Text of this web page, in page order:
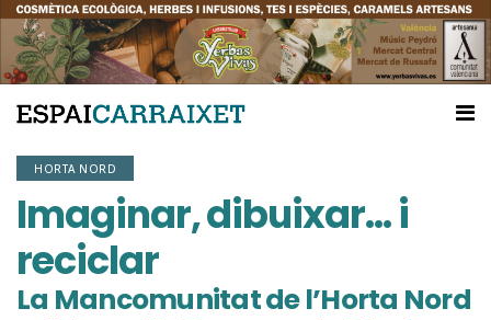
HORTA NORD
Imaginar, dibuixar… i
reciclar
La Mancomunitat de l’Horta Nord